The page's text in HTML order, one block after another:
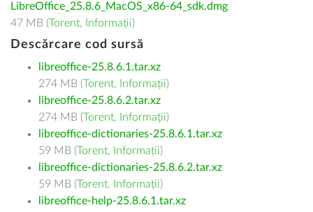
LibreOffice_25.8.6_MacOS_x86-64_sdk.dmg
47 MB (Torent, Informații)
Descărcare cod sursă
libreoffice-25.8.6.1.tar.xz
274 MB (Torent, Informații)
libreoffice-25.8.6.2.tar.xz
274 MB (Torent, Informații)
libreoffice-dictionaries-25.8.6.1.tar.xz
59 MB (Torent, Informații)
libreoffice-dictionaries-25.8.6.2.tar.xz
59 MB (Torent, Informații)
libreoffice-help-25.8.6.1.tar.xz